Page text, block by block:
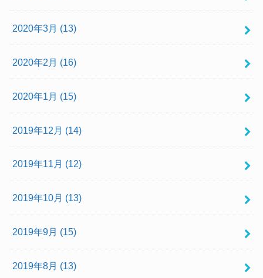
2020年3月 (13)
2020年2月 (16)
2020年1月 (15)
2019年12月 (14)
2019年11月 (12)
2019年10月 (13)
2019年9月 (15)
2019年8月 (13)